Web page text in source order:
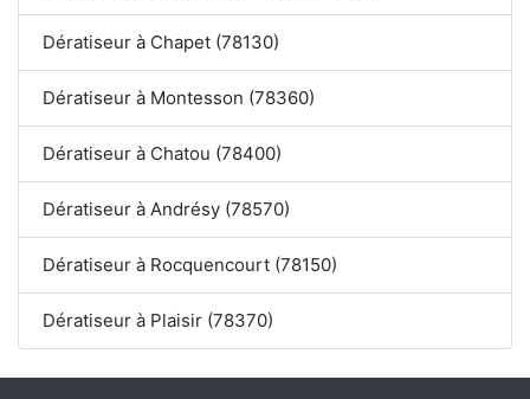
Dératiseur à Chapet (78130)
Dératiseur à Montesson (78360)
Dératiseur à Chatou (78400)
Dératiseur à Andrésy (78570)
Dératiseur à Rocquencourt (78150)
Dératiseur à Plaisir (78370)